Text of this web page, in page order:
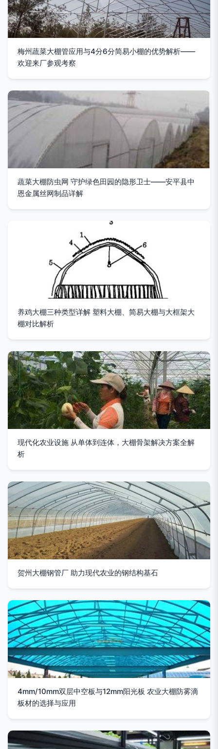
梅州蔬菜大棚管应用与4分6分简易小棚的优势解析——
欢迎来厂参观考察
蔬菜大棚防虫网 守护绿色田园的隐形卫士——安平县中
恩金属丝网制品详解
养鸡大棚三种类型详解 塑料大棚、简易大棚与大框架大
棚对比解析
现代化农业设施 从单体到连体，大棚骨架解决方案全解
析
贺州大棚钢管厂 助力现代农业的钢结构基石
4mm/10mm双层中空板与12mm阳光板 农业大棚防雾滴
板材的选择与应用